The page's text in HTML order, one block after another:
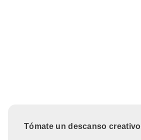
Tómate un descanso